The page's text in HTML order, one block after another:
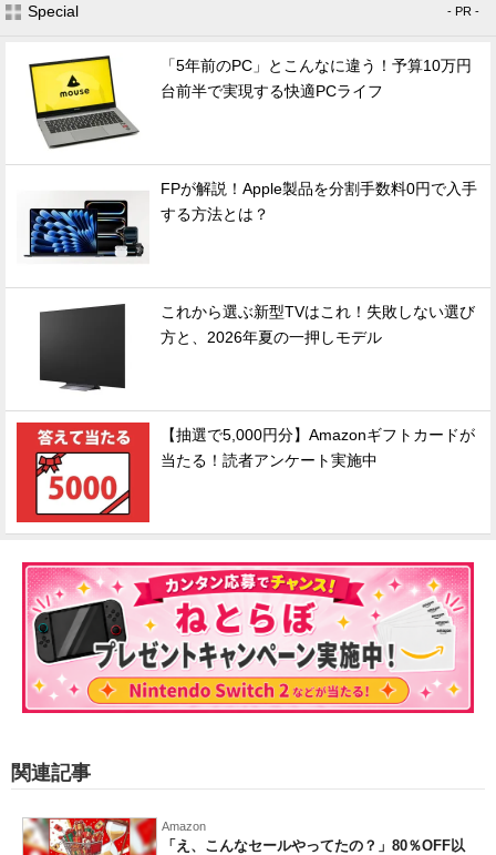
Special - PR -
「5年前のPC」とこんなに違う！予算10万円
台前半で実現する快適PCライフ
FPが解説！Apple製品を分割手数料0円で入手
する方法とは？
これから選ぶ新型TVはこれ！失敗しない選び
方と、2026年夏の一押しモデル
【抽選で5,000円分】Amazonギフトカードが
当たる！読者アンケート実施中
関連記事
Amazon
「え、こんなセールやってたの？」80％OFF以